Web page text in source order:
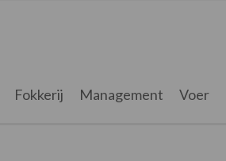
Fokkerij Management Voer